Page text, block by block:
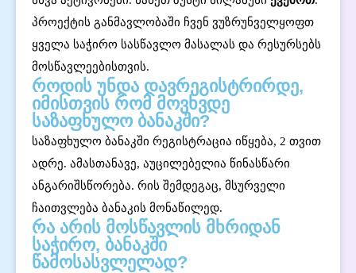
პროექტის განმავლობაში ჩვენ ვუზრუნველყოფთ
ყველა საჭირო სასწავლო მასალას და რესურსებს
მოსწავლეებისთვის.
როდის უნდა დავრეგისტრირდე,
იმისთვის რომ მოვხვდე
საზაფხულო ბანაკში?
საზაფხულო ბანაკში რეგისტრაცია იწყება, 2 თვით
ადრე. ამასთანავე, აუცილებელია წინასწარი
ანგარიშსწორება. რის შემდეგაც, მსურველი
ჩაითვლება ბანაკის მონაწილედ.
რა არის მოსწავლის მხრიდან
საჭირო, ბანაკში
წამოსასვლელად?